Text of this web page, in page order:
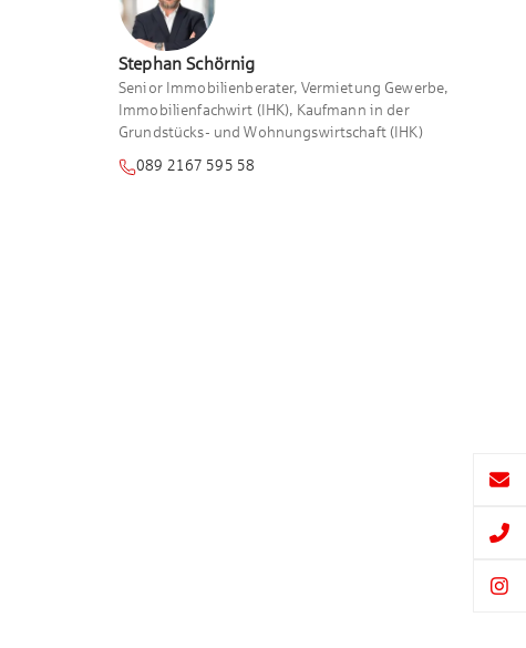
Stephan Schörnig
Senior Immobilienberater, Vermietung Gewerbe,
Immobilienfachwirt (IHK), Kaufmann in der
Grundstücks- und Wohnungswirtschaft (IHK)
089 2167 595 58